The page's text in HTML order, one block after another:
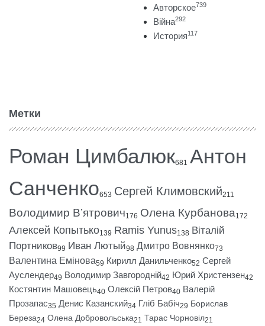
Авторское739
Війна292
История117
Метки
Роман Цимбалюк681 Антон
Санченко653 Сергей Климовский211
Володимир В’ятрович176 Олена Курбанова172
Алексей Копытько139 Ramis Yunus138 Віталій
Портников99 Иван Лютый98 Дмитро Вовнянко73
Валентина Емінова59 Кирилл Данильченко52 Сергей
Ауслендер49 Володимир Завгородній42 Юрий Христензен42
Костянтин Машовець40 Олексій Петров40 Валерій
Прозапас35 Денис Казанский34 Гліб Бабіч29 Борислав
Береза24 Олена Добровольська21 Тарас Чорновіл21